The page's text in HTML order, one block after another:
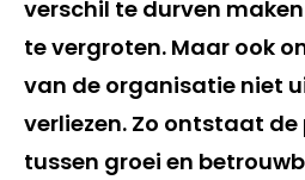
verschil te durven
te vergroten. Maar ook
van de organisatie niet
verliezen. Zo ontstaat
tussen groei en